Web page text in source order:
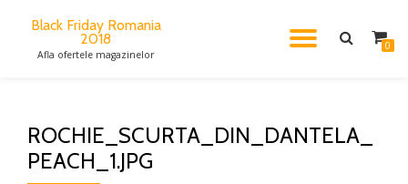
Black Friday Romania
2018
Afla ofertele magazinelor
0
ROCHIE_SCURTA_DIN_DANTELA_
PEACH_1.JPG